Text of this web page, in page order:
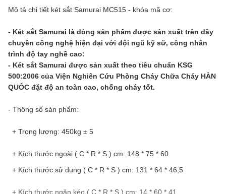
Mô tả chi tiết két sắt Samurai MC515 - khóa mã cơ:
- Két sắt Samurai là dòng sản phẩm được sản xuất trên dây
chuyền công nghệ hiện đại với đội ngũ kỹ sữ, công nhân
trình độ tay nghề cao:
- Két sắt Samurai được sản xuất theo tiêu chuẩn KSG
500:2006 của Viện Nghiên Cứu Phòng Cháy Chữa Cháy HÀN
QUỐC đặt độ an toàn cao, chống cháy tốt.
- Thông số sản phẩm:
+ Trọng lượng: 450kg ± 5
+ Kích thước ngoài ( C * R * S ) cm: 148 * 75 * 60
+ Kích thước sử dụng ( C * R * S ) cm: 131 * 64 * 46,5
+ Kích thước ngăn kéo ( C * R * S ) cm: 14 * 60 * 41